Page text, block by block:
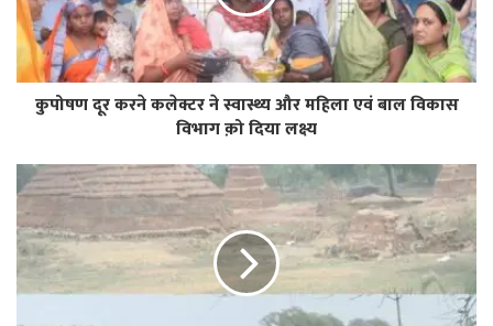
कुपोषण दूर करने कलेक्टर ने स्वास्थ्य और महिला एवं बाल विकास
विभाग क़ो दिया लक्ष्य